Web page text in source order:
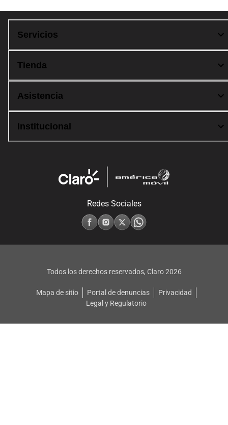
Servicios
Tienda
Asistencia
Institucional
Redes Sociales
Todos los derechos reservados, Claro 2026
Mapa de sitio Portal de denuncias
Privacidad
Legal y Regulatorio